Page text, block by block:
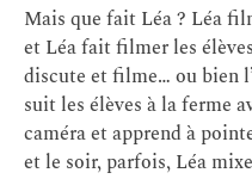
Mais que fait Léa ? Léa
et Léa fait filmer les
discute et filme… ou bien
suit les élèves à la ferme
caméra et apprend à
et le soir, parfois, Léa